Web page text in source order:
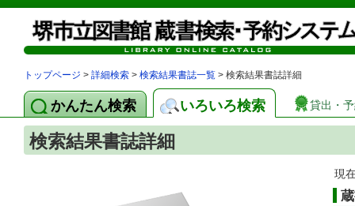
トップページ > 詳細検索 > 検索結果書誌一覧 > 検索結果書誌詳細
かんたん検索 いろいろ検索 貸出・
検索結果書誌詳細
現